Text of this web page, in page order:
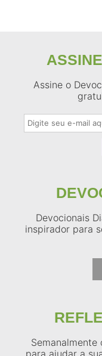
Assine o
Devocionais
inspirador para
para ajudar a